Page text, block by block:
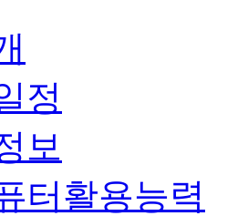
정
보
터활용능력